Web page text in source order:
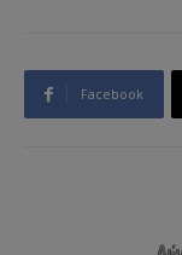
Facebook